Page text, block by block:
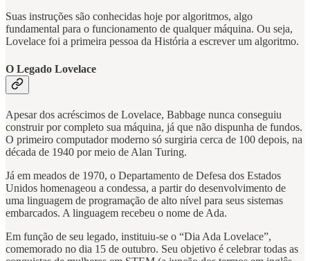
Suas instruções são conhecidas hoje por algoritmos, algo
fundamental para o funcionamento de qualquer máquina. Ou seja,
Lovelace foi a primeira pessoa da História a escrever um algoritmo.
O Legado Lovelace
Apesar dos acréscimos de Lovelace, Babbage nunca conseguiu
construir por completo sua máquina, já que não dispunha de fundos.
O primeiro computador moderno só surgiria cerca de 100 depois, na
década de 1940 por meio de Alan Turing.
Já em meados de 1970, o Departamento de Defesa dos Estados
Unidos homenageou a condessa, a partir do desenvolvimento de
uma linguagem de programação de alto nível para seus sistemas
embarcados. A linguagem recebeu o nome de Ada.
Em função de seu legado, instituiu-se o “Dia Ada Lovelace”,
comemorado no dia 15 de outubro. Seu objetivo é celebrar todas as